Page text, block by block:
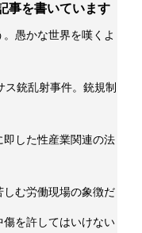
事を書いています
愚かな世界を嘆くよ
ス銃乱射事件。銃規制
した性産業関連の法
む労働現場の象徴だ
を許してはいけない